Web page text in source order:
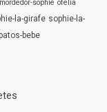
mordedor-sophie ofelia
la-girafe sophie-la-
bebe